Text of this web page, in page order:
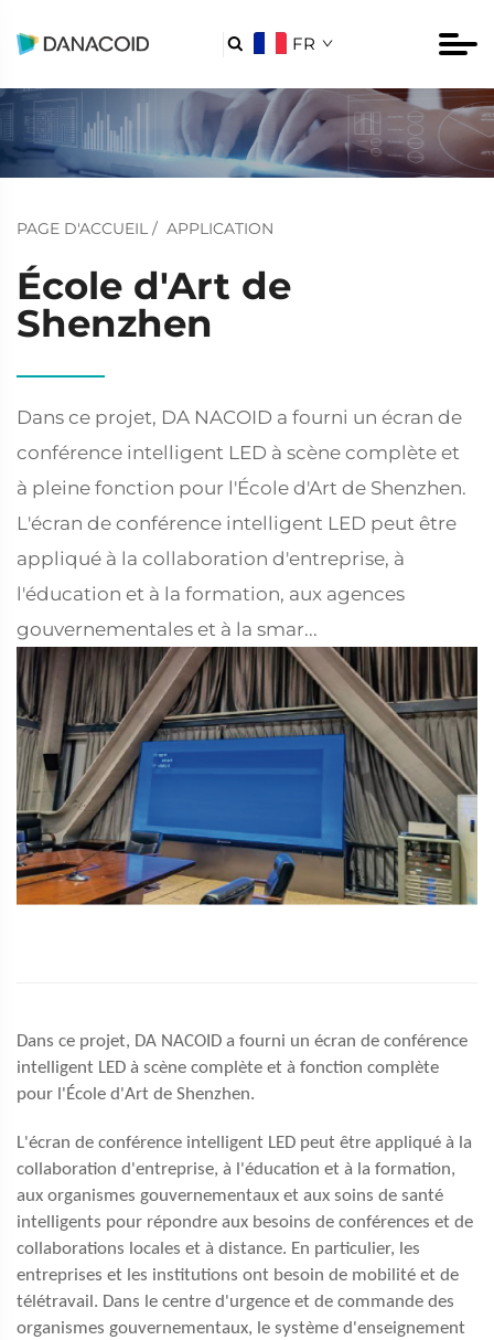
 FR
PAGE D'ACCUEIL / APPLICATION
École d'Art de
Shenzhen
Dans ce projet, DA NACOID a fourni un écran de
conférence intelligent LED à scène complète et
à pleine fonction pour l'École d'Art de Shenzhen.
L'écran de conférence intelligent LED peut être
appliqué à la collaboration d'entreprise, à
l'éducation et à la formation, aux agences
gouvernementales et à la smar...
Dans ce projet, DA NACOID a fourni un écran de conférence
intelligent LED à scène complète et à fonction complète
pour l'École d'Art de Shenzhen.
L'écran de conférence intelligent LED peut être appliqué à la
collaboration d'entreprise, à l'éducation et à la formation,
aux organismes gouvernementaux et aux soins de santé
intelligents pour répondre aux besoins de conférences et de
collaborations locales et à distance. En particulier, les
entreprises et les institutions ont besoin de mobilité et de
télétravail. Dans le centre d'urgence et de commande des
organismes gouvernementaux, le système d'enseignement